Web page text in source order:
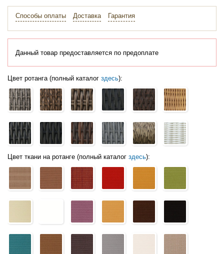
Способы оплаты Доставка Гарантия
Данный товар предоставляется по предоплате
Цвет ротанга (полный каталог здесь):
Цвет ткани на ротанге (полный каталог здесь):